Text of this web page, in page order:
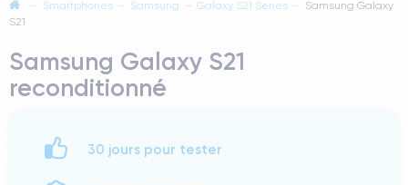
— Smartphones — Samsung — Galaxy S21 Series — Samsung Galaxy
S21
Samsung Galaxy S21
reconditionné
30 jours pour tester